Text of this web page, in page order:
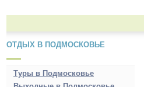
ОТДЫХ В ПОДМОСКОВЬЕ
Туры в Подмосковье